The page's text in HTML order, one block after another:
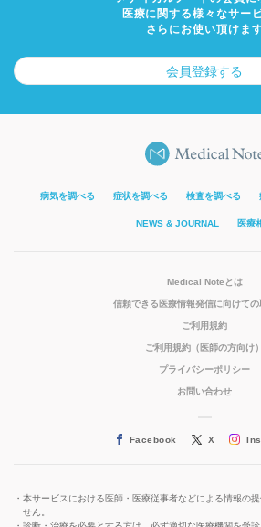
医療に関する様々なサー
さらにお使い頂けま
会員登録する
病気を調べる 症状を調べる 検査を調べる
NEWS & JOURNAL 医療
Medical Noteとは
信頼できる医療情報発信に向けて
ご利用規約
ご利用規約（医師の方向け）
プライバシーポリシー
お問い合わせ
Facebook X
本サービスにおける医師・医療従事者などによる情報の
せん。